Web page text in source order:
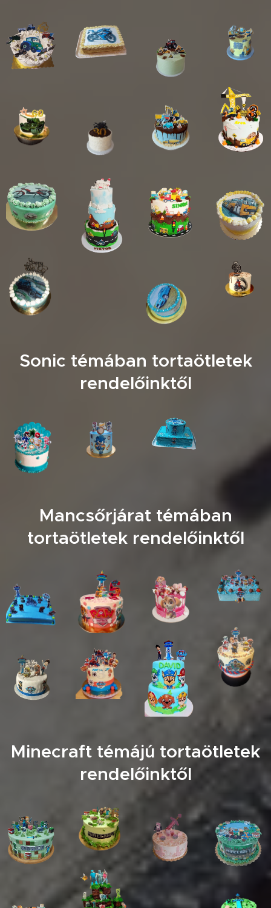
Sonic témában tortaötletek
rendelőinktől
Mancsőrjárat témában
tortaötletek rendelőinktől
Minecraft témájú tortaötletek
rendelőinktől